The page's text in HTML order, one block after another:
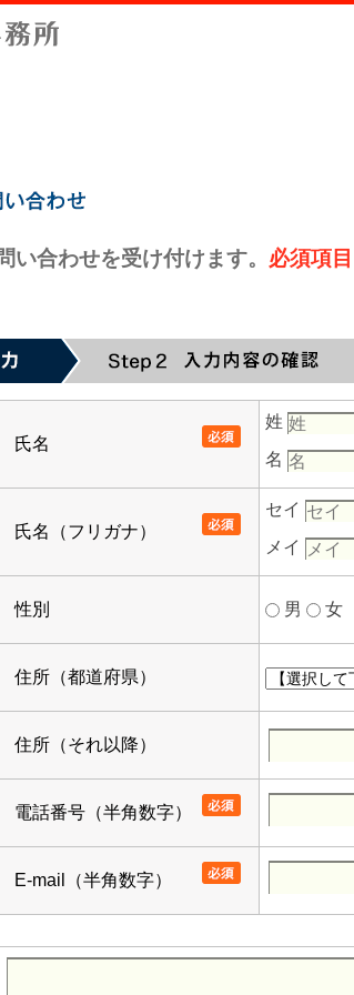
合わせを受け付けます。 必須項目
氏名
姓
名
氏名（フリガナ）
セイ
メイ
性別 男 女
住所（都道府県）
住所（それ以降）
電話番号（半角数字）
E-mail（半角数字）